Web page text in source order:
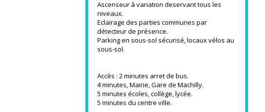
Ascenseur à variation deservant tous les
niveaux.
Eclairage des parties communes par
détecteur de présence.
Parking en sous-sol sécurisé, locaux vélos au
sous-sol.
Accès : 2 minutes arret de bus.
4 minutes, Mairie, Gare de Machilly.
5 minutes écoles, collège, lycée.
5 minutes du centre ville.